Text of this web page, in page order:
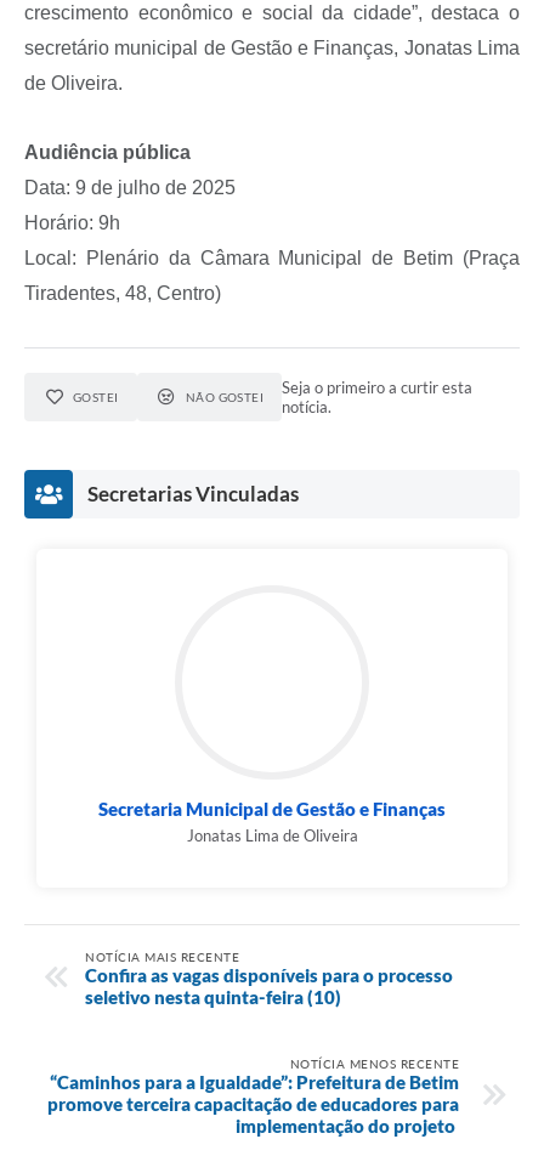
crescimento econômico e social da cidade”, destaca o
secretário municipal de Gestão e Finanças, Jonatas Lima
de Oliveira.
Audiência pública
Data: 9 de julho de 2025
Horário: 9h
Local: Plenário da Câmara Municipal de Betim (Praça
Tiradentes, 48, Centro)
GOSTEI NÃO GOSTEI
Seja o primeiro a curtir esta
notícia.
Secretarias Vinculadas
Secretaria Municipal de Gestão e Finanças
Jonatas Lima de Oliveira
NOTÍCIA MAIS RECENTE
Confira as vagas disponíveis para o processo
seletivo nesta quinta-feira (10)
NOTÍCIA MENOS RECENTE
​“Caminhos para a Igualdade”: Prefeitura de Betim
promove terceira capacitação de educadores para
implementação do projeto